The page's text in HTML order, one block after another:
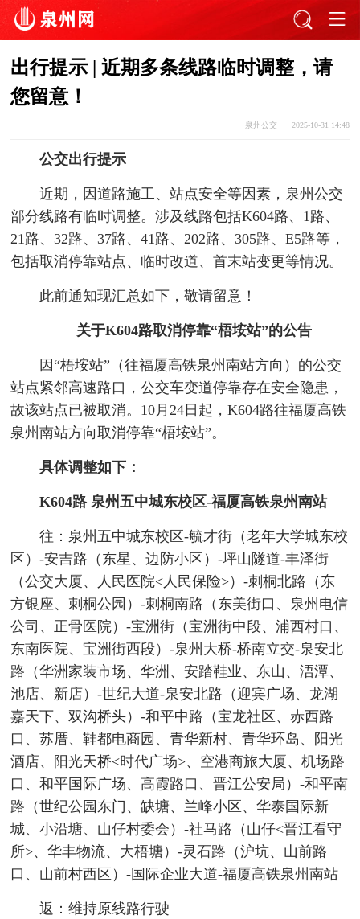
出行提示 | 近期多条线路临时调整，请
您留意！
泉州公交 2025-10-31 14:48
公交出行提示
近期，因道路施工、站点安全等因素，泉州公交
部分线路有临时调整。涉及线路包括K604路、 1路、
21路、32路、37路、41路、202路、305路、E5路等，
包括取消停靠站点、临时改道、首末站变更等情况。
此前通知现汇总如下，敬请留意！
关于K604路取消停靠“梧垵站”的公告
因“梧垵站”（往福厦高铁泉州南站方向）的公交
站点紧邻高速路口，公交车变道停靠存在安全隐患，
故该站点已被取消。10月24日起，K604路往福厦高铁
泉州南站方向取消停靠“梧垵站”。
具体调整如下：
K604路 泉州五中城东校区-福厦高铁泉州南站
往：泉州五中城东校区-毓才街（老年大学城东校
区）-安吉路（东星、边防小区）-坪山隧道-丰泽街
（公交大厦、人民医院<人民保险>）-刺桐北路（东
方银座、刺桐公园）-刺桐南路（东美街口、泉州电信
公司、正骨医院）-宝洲街（宝洲街中段、浦西村口、
东南医院、宝洲街西段）-泉州大桥-桥南立交-泉安北
路（华洲家装市场、华洲、安踏鞋业、东山、浯潭、
池店、新店）-世纪大道-泉安北路（迎宾广场、龙湖
嘉天下、双沟桥头）-和平中路（宝龙社区、赤西路
口、苏厝、鞋都电商园、青华新村、青华环岛、阳光
酒店、阳光天桥<时代广场>、空港商旅大厦、机场路
口、和平国际广场、高霞路口、晋江公安局）-和平南
路（世纪公园东门、缺塘、兰峰小区、华泰国际新
城、小沿塘、山仔村委会）-社马路（山仔<晋江看守
所>、华丰物流、大梧塘）-灵石路（沪坑、山前路
口、山前村西区）-国际企业大道-福厦高铁泉州南站
返：维持原线路行驶